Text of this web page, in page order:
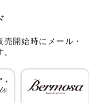
開始時にメール・